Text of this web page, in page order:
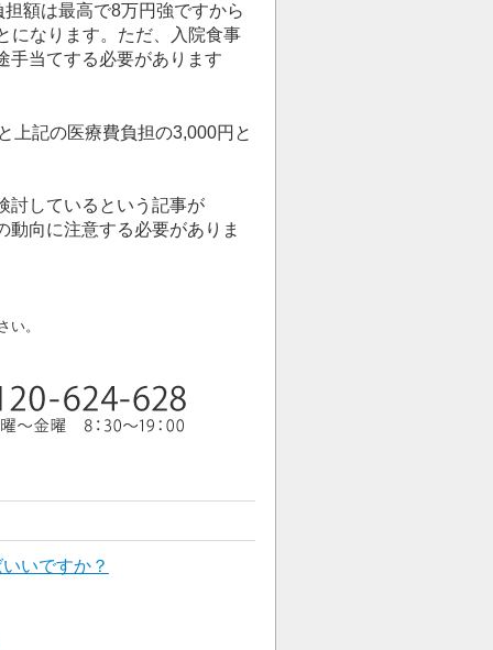
額は最高で8万円強ですから
になります。ただ、入院食事
手当てする必要があります
上記の医療費負担の3,000円と
討しているという記事が
動向に注意する必要がありま
い。
いですか？